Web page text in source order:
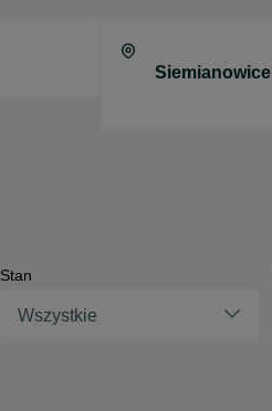
Stan
Wszystkie